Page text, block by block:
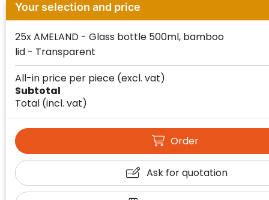
Your selection and price
25x AMELAND - Glass bottle 500ml, bamboo
lid - Transparent
Subtotal
Total (incl. vat)
All-in price per piece (excl. vat)
Order
Ask for quotation
website in het algemeen aan de behoeften
Trustindex werkt samen met 137
beoordelingsplatforms om
echte, geverifieerde beoordelingen op één
Alleen beoordelingen die voldoen aan de
richtlijnen van Trustindex en waarvan
bewezen is dat ze spamvrij zijn worden door
de verschillende platforms geaccepteerd en
klanttevredenheid op basis van
beoordelingen. Minder dan 1% van de
ondervraagde klanten meldde een
Trustindex heeft de contactgegevens van de